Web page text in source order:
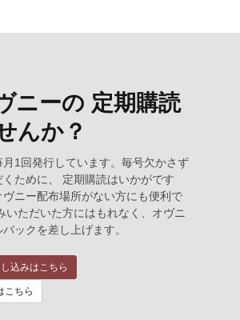
ニーの 定期購読
んか？
月1回発行しています。毎号欠かさず
ために、 定期購読はいかがです
ニー配布場所がない方にも便利で
いただいた方にはもれなく、オヴニ
ックを差し上げます。
込みはこちら
こちら